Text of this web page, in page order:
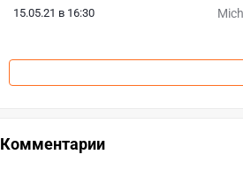
15.05.21 в 16:30
Комментарии